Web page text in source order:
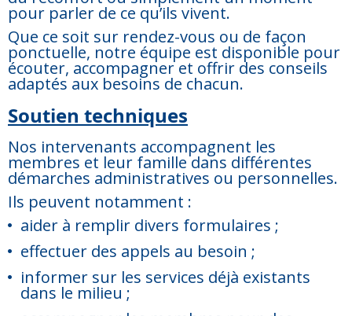
pour parler de ce qu’ils vivent.
Que ce soit sur rendez-vous ou de façon
ponctuelle, notre équipe est disponible pour
écouter, accompagner et offrir des conseils
adaptés aux besoins de chacun.
Soutien techniques
Nos intervenants accompagnent les
membres et leur famille dans différentes
démarches administratives ou personnelles.
Ils peuvent notamment :
aider à remplir divers formulaires ;
effectuer des appels au besoin ;
informer sur les services déjà existants
dans le milieu ;